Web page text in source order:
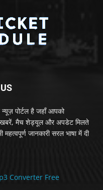
पोर्टल है जहाँ आपको
खबरें, मैच शेड्यूल और अपडेट मिलते
जानकारी सरल भाषा में दी
Converter Free